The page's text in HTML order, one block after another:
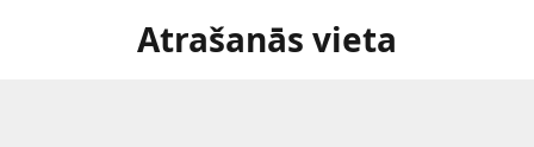
Atrašanās vieta